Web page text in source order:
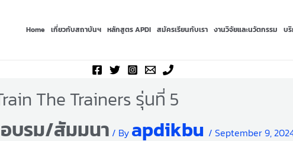
Home เกี่ยวกับสถาบันฯ หลักสูตร APDI สมัครเรียนกับเรา งานวิจัยและนวัตกรรม บ
The Trainers รุ่นที่ 5
อบรม/สัมมนา / By apdikbu / September 9,